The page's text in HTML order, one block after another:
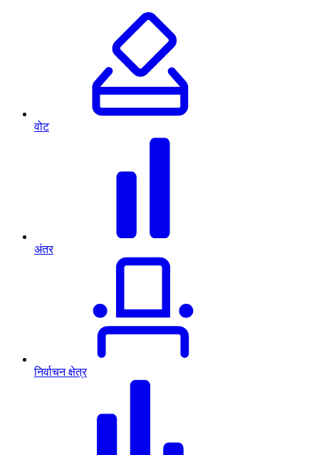
वोट
अंतर
निर्वाचन क्षेत्र